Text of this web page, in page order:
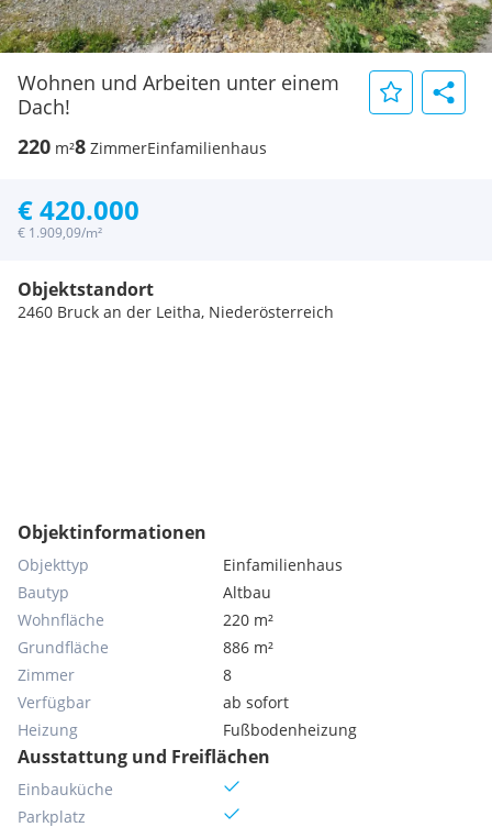
Wohnen und Arbeiten unter einem
Dach!
220 m²8 ZimmerEinfamilienhaus
€ 420.000
€ 1.909,09/m²
Objektstandort
2460 Bruck an der Leitha, Niederösterreich
Objektinformationen
Objekttyp
Einfamilienhaus
Bautyp
Altbau
Wohnfläche
220 m²
Grundfläche
886 m²
Zimmer
8
Verfügbar
ab sofort
Heizung
Fußbodenheizung
Ausstattung und Freiflächen
Einbauküche
Parkplatz